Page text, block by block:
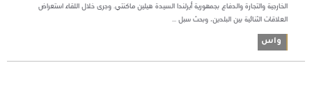
الخارجية والتجارة والدفاع بجمهورية أيرلندا السيدة هيلين ماكنتي. وجرى خلال اللقاء استعراض
العلاقات الثنائية بين البلدين، وبحث سبل ...
واس